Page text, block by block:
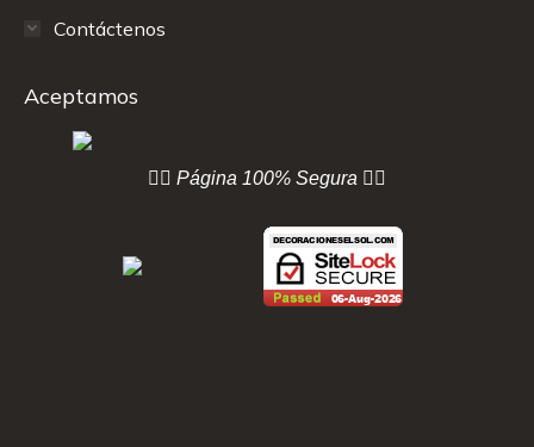
Contáctenos
Aceptamos
👇🏻 Página 100% Segura 👇🏻